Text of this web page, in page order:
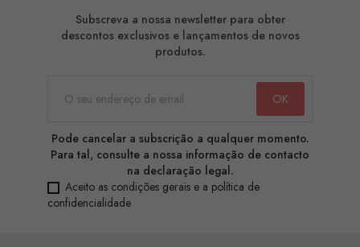
Subscreva a nossa newsletter para obter
descontos exclusivos e lançamentos de novos
produtos.
Pode cancelar a subscrição a qualquer momento.
Para tal, consulte a nossa informação de contacto
na declaração legal.
Aceito as condições gerais e a política de
confidencialidade